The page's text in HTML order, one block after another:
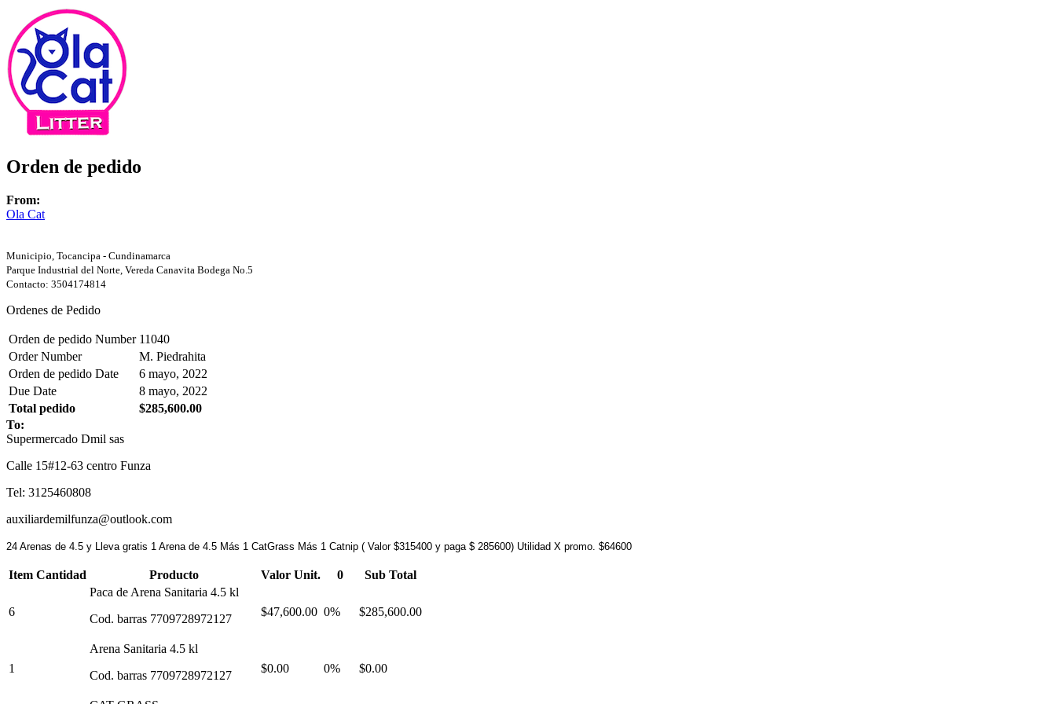
Orden de pedido
From:
Ola Cat
Municipio, Tocancipa - Cundinamarca
Parque Industrial del Norte, Vereda Canavita Bodega No.5
Contacto: 3504174814
Ordenes de Pedido
Orden de pedido Number 11040
Order Number
M. Piedrahita
Orden de pedido Date
6 mayo, 2022
Due Date
8 mayo, 2022
Total pedido
$285,600.00
To:
Supermercado Dmil sas
Calle 15#12-63 centro Funza
Tel: 3125460808
auxiliardemilfunza@outlook.com
24 Arenas de 4.5 y Lleva gratis 1 Arena de 4.5 Más 1 CatGrass Más 1 Catnip ( Valor $315400 y paga $ 285600) Utilidad X promo. $64600
Item Cantidad Producto Valor Unit. 0 Sub Total
6
Paca de Arena Sanitaria 4.5 kl
Cod. barras 7709728972127
$47,600.00 0% $285,600.00
1
Arena Sanitaria 4.5 kl
Cod. barras 7709728972127
$0.00 0% $0.00